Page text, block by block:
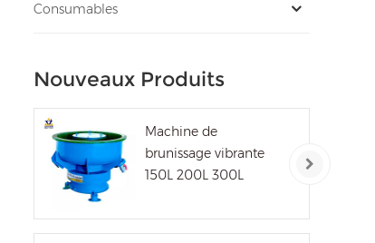
Consumables
Nouveaux Produits
Machine de
brunissage vibrante
150L 200L 300L